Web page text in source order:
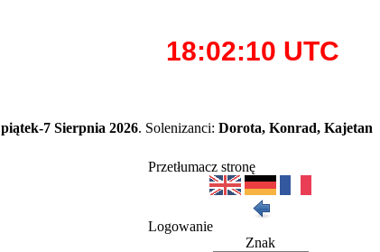
piątek-7 Sierpnia 2026. Solenizanci: Dorota, Konrad, Kajetan
Przetłumacz stronę
Logowanie
Znak